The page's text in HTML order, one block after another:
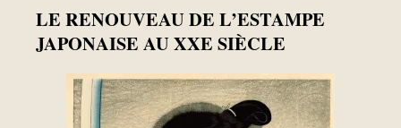
LE RENOUVEAU DE L’ESTAMPE
JAPONAISE AU XXE SIÈCLE